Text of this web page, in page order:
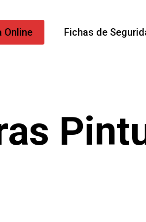
Online Fichas de